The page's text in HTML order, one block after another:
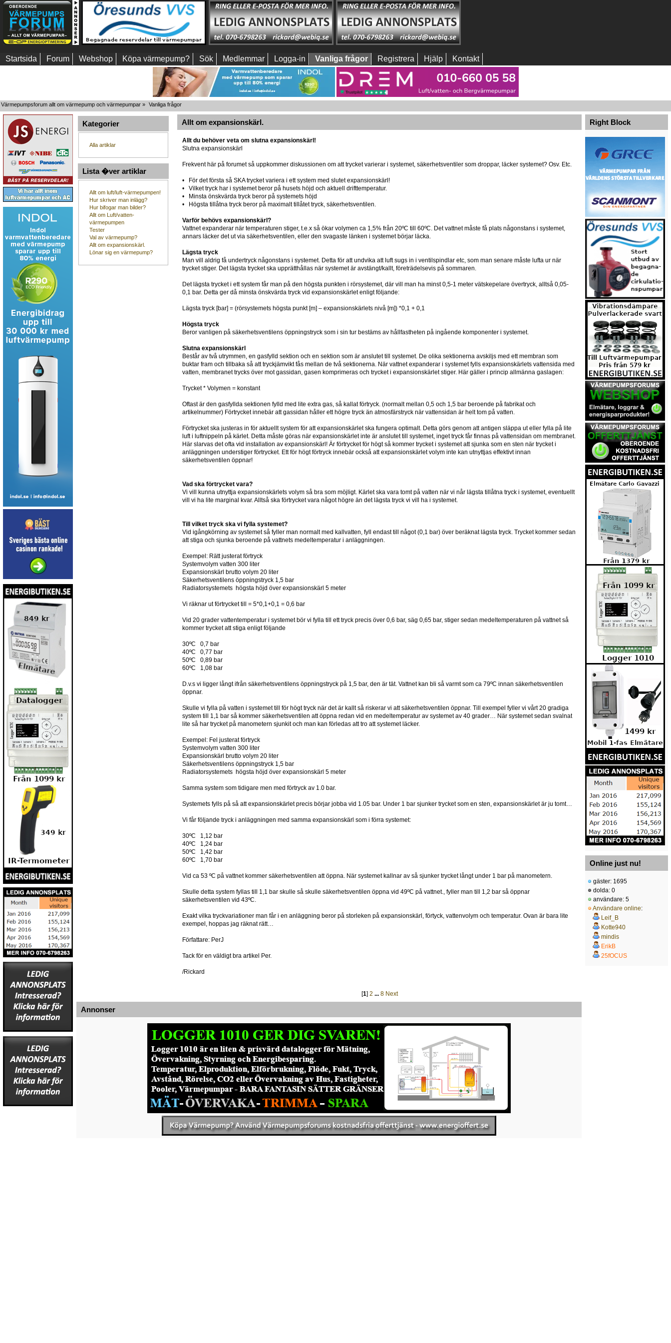
Startsida Forum Webshop Köpa värmepump? Sök Medlemmar Logga-in Vanliga frågor Registrera Hjälp Kontakt
Värmepumpsforum allt om värmepump och värmepumpar » Vanliga frågor
Kategorier
Alla artiklar
Lista �ver artiklar
Allt om luft/luft-värmepumpen!
Hur skriver man inlägg?
Hur bifogar man bilder?
Allt om Luft/vatten-
värmepumpen
Tester
Val av värmepump?
Allt om expansionskärl.
Lönar sig en värmepump?
Allt om expansionskärl.
Allt du behöver veta om slutna expansionskärl!
Slutna expansionskärl
Frekvent här på forumet så uppkommer diskussionen om att trycket varierar i systemet, säkerhetsventiler som droppar, läcker systemet? Osv. Etc.
• För det första så SKA trycket variera i ett system med slutet expansionskärl!
• Vilket tryck har i systemet beror på husets höjd och aktuell drifttemperatur.
• Minsta önskvärda tryck beror på systemets höjd
• Högsta tillåtna tryck beror på maximalt tillåtet tryck, säkerhetsventilen.
Varför behövs expansionskärl?
Vattnet expanderar när temperaturen stiger, t.e.x så ökar volymen ca 1,5% från 20ºC till 60ºC. Det vattnet måste få plats någonstans i systemet,
annars läcker det ut via säkerhetsventilen, eller den svagaste länken i systemet börjar läcka.
Lägsta tryck
Man vill aldrig få undertryck någonstans i systemet. Detta för att undvika att luft sugs in i ventilspindlar etc, som man senare måste lufta ur när
trycket stiger. Det lägsta trycket ska upprätthållas när systemet är avstängt/kallt, företrädelsevis på sommaren.
Det lägsta trycket i ett system får man på den högsta punkten i rörsystemet, där vill man ha minst 0,5-1 meter vätskepelare övertryck, alltså 0,05-
0,1 bar. Detta ger då minsta önskvärda tryck vid expansionskärlet enligt följande:
Lägsta tryck [bar] = (rörsystemets högsta punkt [m] – expansionskärlets nivå [m]) *0,1 + 0,1
Högsta tryck
Beror vanligen på säkerhetsventilens öppningstryck som i sin tur bestäms av hållfastheten på ingående komponenter i systemet.
Slutna expansionskärl
Består av två utrymmen, en gasfylld sektion och en sektion som är anslutet till systemet. De olika sektionerna avskiljs med ett membran som
buktar fram och tillbaka så att tryckjämvikt fås mellan de två sektionerna. När vattnet expanderar i systemet fylls expansionskärlets vattensida med
vatten, membranet trycks över mot gassidan, gasen komprimeras och trycket i expansionskärlet stiger. Här gäller i princip allmänna gaslagen:
Trycket * Volymen = konstant
Oftast är den gasfyllda sektionen fylld med lite extra gas, så kallat förtryck. (normalt mellan 0,5 och 1,5 bar beroende på fabrikat och
artikelnummer) Förtrycket innebär att gassidan håller ett högre tryck än atmosfärstryck när vattensidan är helt tom på vatten.
Förtrycket ska justeras in för aktuellt system för att expansionskärlet ska fungera optimalt. Detta görs genom att antigen släppa ut eller fylla på lite
luft i luftnippeln på kärlet. Detta måste göras när expansionskärlet inte är anslutet till systemet, inget tryck får finnas på vattensidan om membranet.
Här slarvas det ofta vid installation av expansionskärl! Är förtrycket för högt så kommer trycket i systemet att sjunka som en sten när trycket i
anläggningen understiger förtrycket. Ett för högt förtryck innebär också att expansionskärlet volym inte kan utnyttjas effektivt innan
säkerhetsventilen öppnar!
Vad ska förtrycket vara?
Vi vill kunna utnyttja expansionskärlets volym så bra som möjligt. Kärlet ska vara tomt på vatten när vi når lägsta tillåtna tryck i systemet, eventuellt
vill vi ha lite marginal kvar. Alltså ska förtrycket vara något högre än det lägsta tryck vi vill ha i systemet.
Till vilket tryck ska vi fylla systemet?
Vid igångkörning av systemet så fyller man normalt med kallvatten, fyll endast till något (0,1 bar) över beräknat lägsta tryck. Trycket kommer sedan
att stiga och sjunka beroende på vattnets medeltemperatur i anläggningen.
Exempel: Rätt justerat förtryck
Systemvolym vatten 300 liter
Expansionskärl brutto volym 20 liter
Säkerhetsventilens öppningstryck 1,5 bar
Radiatorsystemets högsta höjd över expansionskärl 5 meter
Vi räknar ut förtrycket till = 5*0,1+0,1 = 0,6 bar
Vid 20 grader vattentemperatur i systemet bör vi fylla till ett tryck precis över 0,6 bar, säg 0,65 bar, stiger sedan medeltemperaturen på vattnet så
kommer trycket att stiga enligt följande
30ºC 0,7 bar
40ºC 0,77 bar
50ºC 0,89 bar
60ºC 1,08 bar
D.v.s vi ligger långt ifrån säkerhetsventilens öppningstryck på 1,5 bar, den är tät. Vattnet kan bli så varmt som ca 79ºC innan säkerhetsventilen
öppnar.
Skulle vi fylla på vatten i systemet till för högt tryck när det är kallt så riskerar vi att säkerhetsventilen öppnar. Till exempel fyller vi vårt 20 gradiga
system till 1,1 bar så kommer säkerhetsventilen att öppna redan vid en medeltemperatur av systemet av 40 grader… När systemet sedan svalnat
lite så har trycket på manometern sjunkit och man kan förledas att tro att systemet läcker.
Exempel: Fel justerat förtryck
Systemvolym vatten 300 liter
Expansionskärl brutto volym 20 liter
Säkerhetsventilens öppningstryck 1,5 bar
Radiatorsystemets högsta höjd över expansionskärl 5 meter
Samma system som tidigare men med förtryck av 1.0 bar.
Systemets fylls på så att expansionskärlet precis börjar jobba vid 1.05 bar. Under 1 bar sjunker trycket som en sten, expansionskärlet är ju tomt…
Vi får följande tryck i anläggningen med samma expansionskärl som i förra systemet:
30ºC 1,12 bar
40ºC 1,24 bar
50ºC 1,42 bar
60ºC 1,70 bar
Vid ca 53 ºC på vattnet kommer säkerhetsventilen att öppna. När systemet kallnar av så sjunker trycket långt under 1 bar på manometern.
Skulle detta system fyllas till 1,1 bar skulle så skulle säkerhetsventilen öppna vid 49ºC på vattnet., fyller man till 1,2 bar så öppnar
säkerhetsventilen vid 43ºC.
Exakt vilka tryckvariationer man får i en anläggning beror på storleken på expansionskärl, förtyck, vattenvolym och temperatur. Ovan är bara lite
exempel, hoppas jag räknat rätt…
Författare: PerJ
Tack för en väldigt bra artikel Per.
/Rickard
[1] 2 ... 8 Next
Annonser
Right Block
Online just nu!
gäster: 1695
dolda: 0
användare: 5
Användare online:
Leif_B
Kotte940
mindis
ErikB
25fOCUS